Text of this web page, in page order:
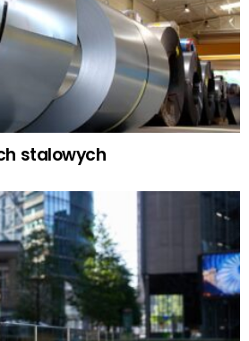
stalowych